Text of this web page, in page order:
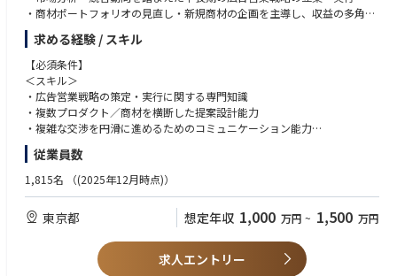
マネジメントを実施いただきます。
■本ポジションの魅力
・変化の激しい暗号資産領域で、新たな「法とルールの先駆者」になる
* 暗号資産領域は絶えず進化しており、従来の枠組みが通用しない場面が
多々あります。「法令を守るためにどのようなプロセスを取るべきか」を
自ら提示・設計する「ソリューションプロバイダー」として、事業部門と
一緒にサービスを創り上げる手応えを感じられます。
・上場グループとしての「安定感」×スタートアップの「スピード感」
* 親会社であるマネックスグループの安定した経営基盤やガバナンス体制
があるからこそ、ボラティリティや変化の速い領域にも腰を据えて挑戦で
きます。「先端分野に挑戦したいが、安定した環境で力を発揮したい」と
いう方に最適な環境です。
・元金融庁・外資系金融出身の役員のもとで高まる「リーガル×マネジメ
* 法務・コンプライアンス本部を率いるのは、弁護士・金融庁出向・外資
系金融機関（メリルリンチ、BNYメロン等）で豊富なキャリアを積んだ執
・商材ポートフォリオの見直し・新規商材の企画を主導し、収益の多角化
を推進
・広告主（大手企業・広告代理店）との関係構築および長期的なパートナ
ーシップの形成
・社内の各プロダクトオーナー（Lalune、頭痛ーる、アットリンク等）と
の連携による商材設計・顧客ニーズの整合
・経営陣へのレポーティングおよび事業成長に向けた意思決定支援
・各プロダクトのユーザーデータ・トラフィック分析に基づく広告ソリュ
・純広告に留まらない新たなアライアンスモデルやB2Bスキームの開発
・クロージング後のオペレーション統一・業務プロセスの効率化推進
・メディアセールスメンバー（将来的に拡大）の組織構築・育成・採用
【ポジションの魅力】
計から携われます。「何を売るか」だけでなく「どう組織として勝つか」
を描ける環境です。
求める経験 / スキル
【必須条件】
＜スキル＞
・広告営業戦略の策定・実行に関する専門知識
・複数プロダクト／商材を横断した提案設計能力
・複雑な交渉を円滑に進めるためのコミュニケーション能力
・メンバーを導くリーダーシップ
・経営陣との折衝力
・広告営業またはメディア営業の経験（5年以上）
・エンタープライズ顧客（大手広告主・広告代理店）への営業経験
・営業組織のマネジメント経験（3年以上）
・市場分析や顧客分析に基づいた営業戦略の立案・実行経験
従業員数
1,815名 （(2025年12月時点)）
東京都 想定年収 1,000 万円 ~ 1,500 万円
求人エントリー